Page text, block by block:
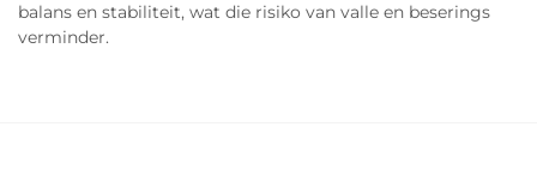
balans en stabiliteit, wat die risiko van valle en beserings
verminder.